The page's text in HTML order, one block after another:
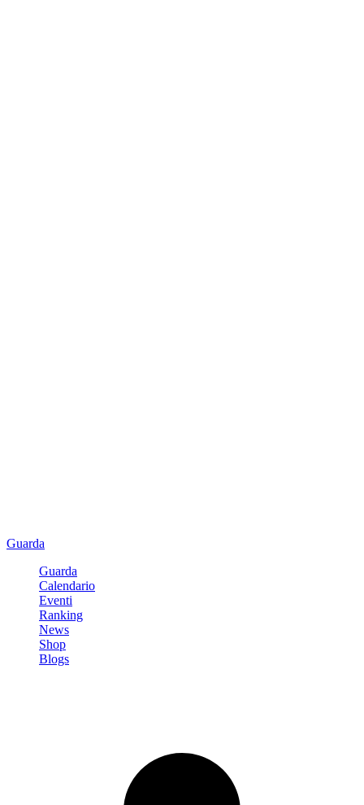
Guarda
Guarda
Calendario
Eventi
Ranking
News
Shop
Blogs